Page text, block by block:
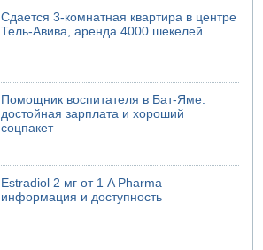
Сдается 3-комнатная квартира в центре
Тель-Авива, аренда 4000 шекелей
Помощник воспитателя в Бат-Яме:
достойная зарплата и хороший
соцпакет
Estradiol 2 мг от 1 A Pharma —
информация и доступность